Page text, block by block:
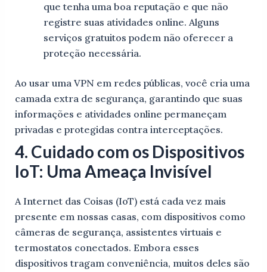
que tenha uma boa reputação e que não
registre suas atividades online. Alguns
serviços gratuitos podem não oferecer a
proteção necessária.
Ao usar uma VPN em redes públicas, você cria uma
camada extra de segurança, garantindo que suas
informações e atividades online permaneçam
privadas e protegidas contra interceptações.
4. Cuidado com os Dispositivos
IoT: Uma Ameaça Invisível
A Internet das Coisas (IoT) está cada vez mais
presente em nossas casas, com dispositivos como
câmeras de segurança, assistentes virtuais e
termostatos conectados. Embora esses
dispositivos tragam conveniência, muitos deles são